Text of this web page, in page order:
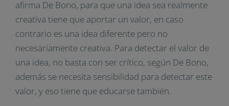
afirma De Bono, para que una idea sea realmente
creativa tiene que aportar un valor, en caso
contrario es una idea diferente pero no
necesariamente creativa. Para detectar el valor de
una idea, no basta con ser crítico, según De Bono,
además se necesita sensibilidad para detectar este
valor, y eso tiene que educarse también.